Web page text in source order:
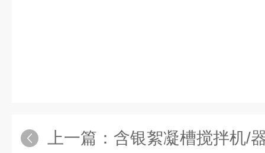
上一篇： 含银絮凝槽搅拌机/